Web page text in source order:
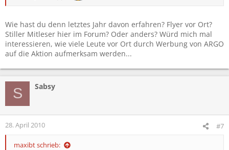
Wie hast du denn letztes Jahr davon erfahren? Flyer vor Ort?
Stiller Mitleser hier im Forum? Oder anders? Würd mich mal
interessieren, wie viele Leute vor Ort durch Werbung von ARGO
auf die Aktion aufmerksam werden...
S Sabsy
28. April 2010 #7
maxibt schrieb: